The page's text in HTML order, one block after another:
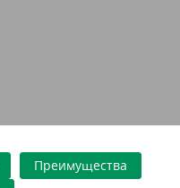
Преимущества